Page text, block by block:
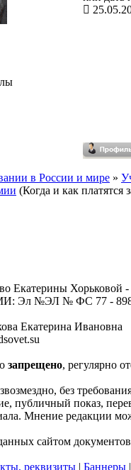
в России и мире »
(Когда и как платятся
Екатерины Хорьковой
Эл №ЭЛ № ФС 77 -
Екатерина Ивановна
запрещено, регулярно
без
публичный показ,
Мнение редакции
сайтом
реквизиты | Баннеры |